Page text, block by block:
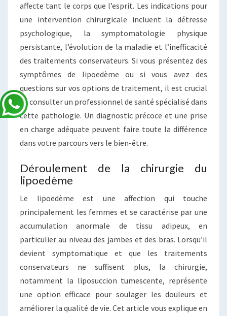
affecte tant le corps que l’esprit. Les indications pour
une intervention chirurgicale incluent la détresse
psychologique, la symptomatologie physique
persistante, l’évolution de la maladie et l’inefficacité
des traitements conservateurs. Si vous présentez des
symptômes de lipoedème ou si vous avez des
questions sur vos options de traitement, il est crucial
de consulter un professionnel de santé spécialisé dans
cette pathologie. Un diagnostic précoce et une prise
en charge adéquate peuvent faire toute la différence
dans votre parcours vers le bien-être.
Déroulement de la chirurgie du
lipoedème
Le lipoedème est une affection qui touche
principalement les femmes et se caractérise par une
accumulation anormale de tissu adipeux, en
particulier au niveau des jambes et des bras. Lorsqu’il
devient symptomatique et que les traitements
conservateurs ne suffisent plus, la chirurgie,
notamment la liposuccion tumescente, représente
une option efficace pour soulager les douleurs et
améliorer la qualité de vie. Cet article vous explique en